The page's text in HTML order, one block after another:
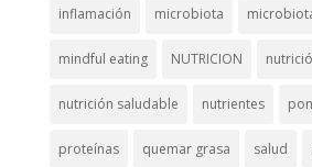
inflamación microbiota
mindful eating NUTRICION
nutrición saludable nutrientes
proteínas quemar grasa salud